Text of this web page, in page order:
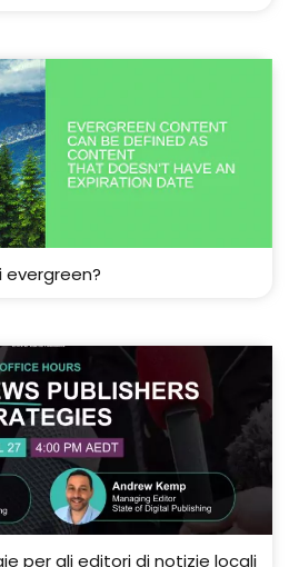
per gli editori di notizie locali